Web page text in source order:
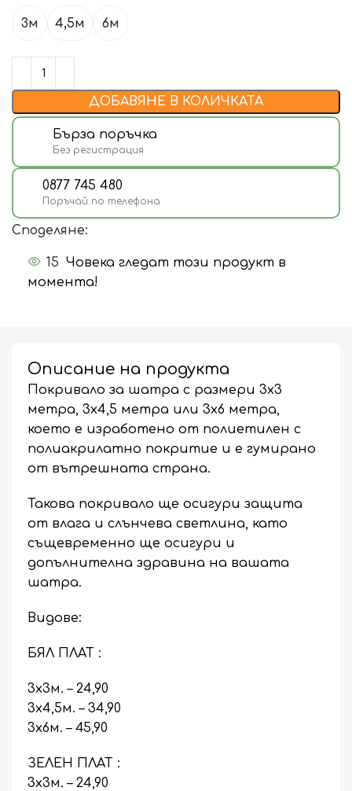
3м 4,5м 6м
ДОБАВЯНЕ В КОЛИЧКАТА
Бърза поръчка
Без регистрация
0877 745 480
Поръчай по телефона
Споделяне:
15 Човека гледат този продукт в
момента!
Описание на продукта
Покривало за шатра с размери 3х3
метра, 3х4,5 метра или 3х6 метра,
което е изработено от полиетилен с
полиакрилатно покритие и е гумирано
от вътрешната страна.
Такова покривало ще осигури защита
от влага и слънчева светлина, като
същевременно ще осигури и
допълнителна здравина на вашата
шатра.
Видове:
БЯЛ ПЛАТ :
3х3м. – 24,90
3х4,5м. – 34,90
3х6м. – 45,90
ЗЕЛЕН ПЛАТ :
3х3м. – 24,90